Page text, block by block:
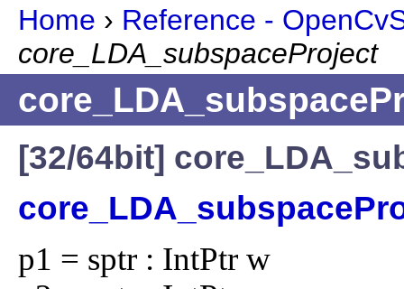
Home › Reference -
core_LDA_subspaceProject
[32/64bit]
p1 = sptr : IntPtr w